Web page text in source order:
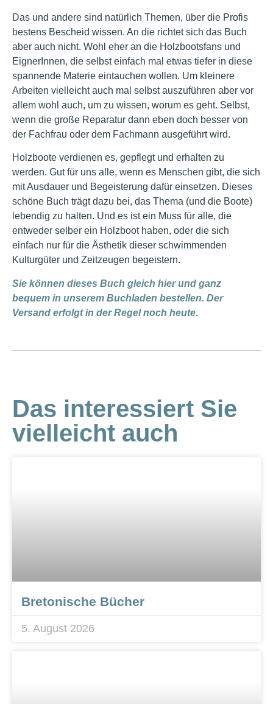
Das und andere sind natürlich Themen, über die Profis
bestens Bescheid wissen. An die richtet sich das Buch
aber auch nicht. Wohl eher an die Holzbootsfans und
EignerInnen, die selbst einfach mal etwas tiefer in diese
spannende Materie eintauchen wollen. Um kleinere
Arbeiten vielleicht auch mal selbst auszuführen aber vor
allem wohl auch, um zu wissen, worum es geht. Selbst,
wenn die große Reparatur dann eben doch besser von
der Fachfrau oder dem Fachmann ausgeführt wird.
Holzboote verdienen es, gepflegt und erhalten zu
werden. Gut für uns alle, wenn es Menschen gibt, die sich
mit Ausdauer und Begeisterung dafür einsetzen. Dieses
schöne Buch trägt dazu bei, das Thema (und die Boote)
lebendig zu halten. Und es ist ein Muss für alle, die
entweder selber ein Holzboot haben, oder die sich
einfach nur für die Ästhetik dieser schwimmenden
Kulturgüter und Zeitzeugen begeistern.
Sie können dieses Buch gleich hier und ganz
bequem in unserem Buchladen bestellen. Der
Versand erfolgt in der Regel noch heute.
Das interessiert Sie
vielleicht auch
Bretonische Bücher
5. August 2026